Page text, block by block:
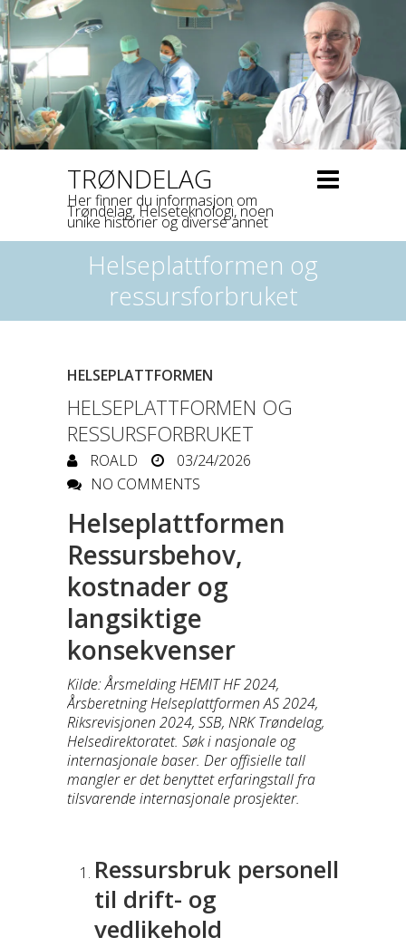
TRØNDELAG
Her finner du informasjon om
Trøndelag, Helseteknologi, noen
unike historier og diverse annet
Helseplattformen og
ressursforbruket
HELSEPLATTFORMEN
HELSEPLATTFORMEN OG
RESSURSFORBRUKET
ROALD
03/24/2026
NO COMMENTS
Helseplattformen
Ressursbehov,
kostnader og
langsiktige
konsekvenser
Kilde: Årsmelding HEMIT HF 2024,
Årsberetning Helseplattformen AS 2024,
Riksrevisjonen 2024, SSB, NRK Trøndelag,
Helsedirektoratet. Søk i nasjonale og
internasjonale baser. Der offisielle tall
mangler er det benyttet erfaringstall fra
tilsvarende internasjonale prosjekter.
Ressursbruk personell
til drift- og
vedlikehold